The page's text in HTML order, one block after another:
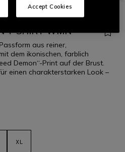
DAMEN CASUAL WEAR
T-SHIRT WMN
aus reiner,
dem ikonischen, farblich
Demon“-Print auf der Brust.
einen charakterstarken Look –
XL
Accept Cookies